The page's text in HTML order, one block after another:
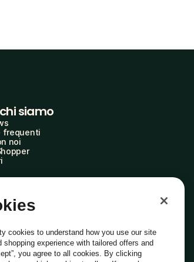
siamo
frequenti
noi
cookies to understand how you use our site
shopping experience with tailored offers and
you agree to all cookies. By clicking